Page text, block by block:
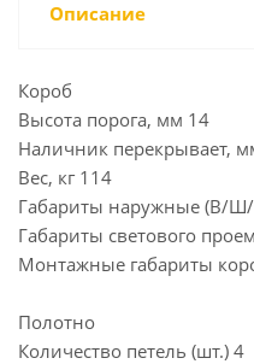
Описание
Короб
Высота порога, мм 14
Наличник перекрывает,
Вес, кг 114
Габариты наружные (В/
Габариты светового
Монтажные габариты
Полотно
Количество петель (шт.) 4